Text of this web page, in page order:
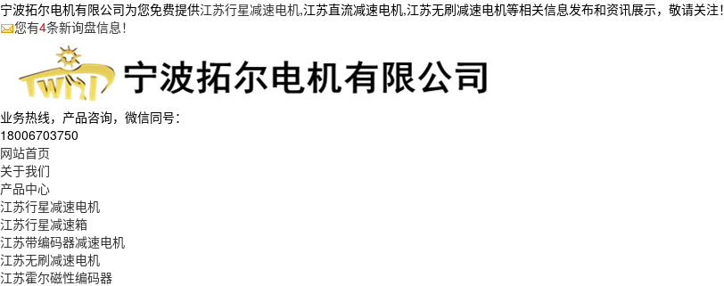
宁波拓尔电机有限公司为您免费提供江苏行星减速电机,江苏直流减速电机,江苏无刷减速电机等相关信息发布和资讯展示，敬请关注！
您有4条新询盘信息！
业务热线，产品咨询，微信同号：
18006703750
网站首页
关于我们
产品中心
江苏行星减速电机
江苏行星减速箱
江苏带编码器减速电机
江苏无刷减速电机
江苏霍尔磁性编码器